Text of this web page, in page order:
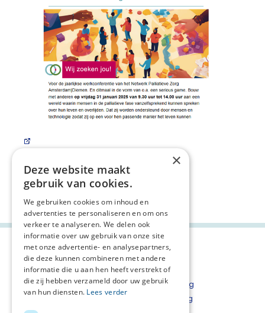
Deel deze pagina:
Inschrijven nieuwsbrief
Privacyverklaring
Cookieverklaring
×
Deze website maakt
gebruik van cookies.
We gebruiken cookies om inhoud en
advertenties te personaliseren en om ons
verkeer te analyseren. We delen ook
informatie over uw gebruik van onze site
met onze advertentie- en analysepartners,
die deze kunnen combineren met andere
informatie die u aan hen heeft verstrekt of
die zij hebben verzameld door uw gebruik
van hun diensten. Lees verder